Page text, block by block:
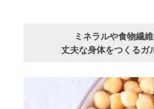
ミネラルや食物繊
丈夫な身体をつくるガ